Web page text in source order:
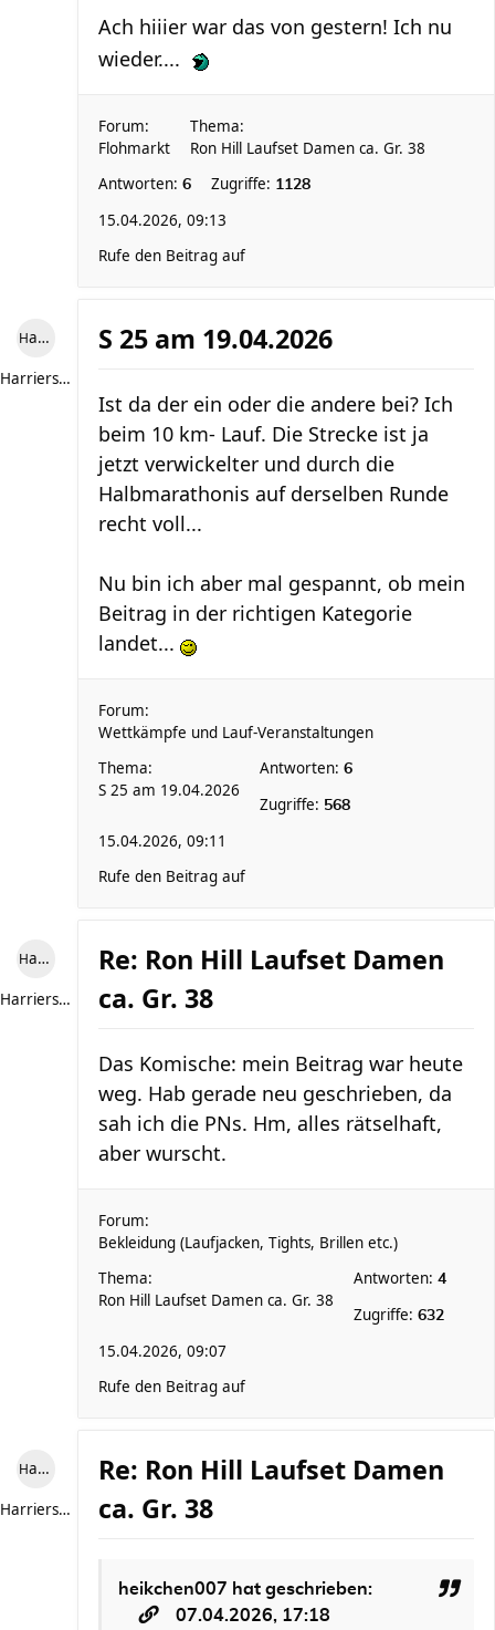
Ach hiiier war das von gestern! Ich nu
wieder....
Forum:
Flohmarkt
Thema:
Ron Hill Laufset Damen ca. Gr. 38
Antworten: 6 Zugriffe: 1128
15.04.2026, 09:13
Rufe den Beitrag auf
Harriersand reloaded
Harriersand reloaded
S 25 am 19.04.2026
Ist da der ein oder die andere bei? Ich
beim 10 km- Lauf. Die Strecke ist ja
jetzt verwickelter und durch die
Halbmarathonis auf derselben Runde
recht voll...
Nu bin ich aber mal gespannt, ob mein
Beitrag in der richtigen Kategorie
landet...
Forum:
Wettkämpfe und Lauf-Veranstaltungen
Thema:
S 25 am 19.04.2026
Antworten: 6
Zugriffe: 568
15.04.2026, 09:11
Rufe den Beitrag auf
Harriersand reloaded
Harriersand reloaded
Re: Ron Hill Laufset Damen
ca. Gr. 38
Das Komische: mein Beitrag war heute
weg. Hab gerade neu geschrieben, da
sah ich die PNs. Hm, alles rätselhaft,
aber wurscht.
Forum:
Bekleidung (Laufjacken, Tights, Brillen etc.)
Thema:
Ron Hill Laufset Damen ca. Gr. 38
Antworten: 4
Zugriffe: 632
15.04.2026, 09:07
Rufe den Beitrag auf
Harriersand reloaded
Harriersand reloaded
Re: Ron Hill Laufset Damen
ca. Gr. 38
heikchen007 hat geschrieben:
07.04.2026, 17:18